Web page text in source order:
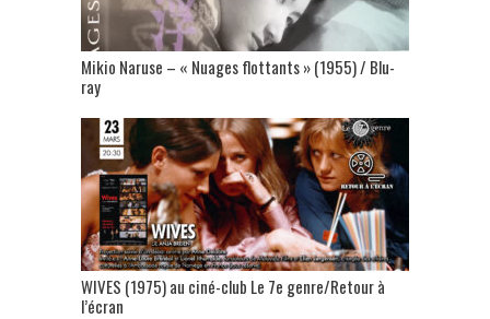
Mikio Naruse – « Nuages flottants » (1955) / Blu-
ray
WIVES (1975) au ciné-club Le 7e genre/Retour à
l’écran